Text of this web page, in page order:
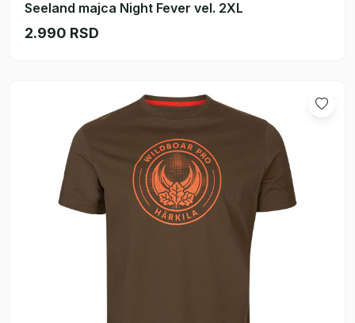
Seeland majca Night Fever vel. 2XL
2.990 RSD